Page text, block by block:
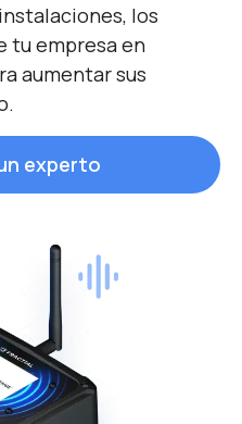
los
tu empresa en
aumentar sus
experto